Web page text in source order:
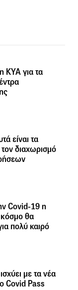
ΚΥΑ για τα
είναι τα
διαχωρισμό
Covid-19 η
κόσμο θα
πολύ καιρό
με τα νέα
Covid Pass